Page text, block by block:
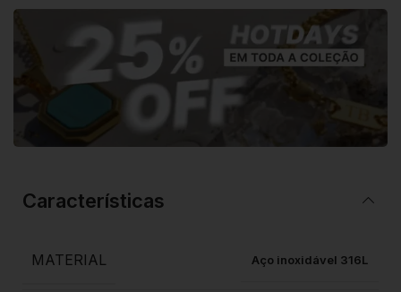
Características
MATERIAL Aço inoxidável 316L